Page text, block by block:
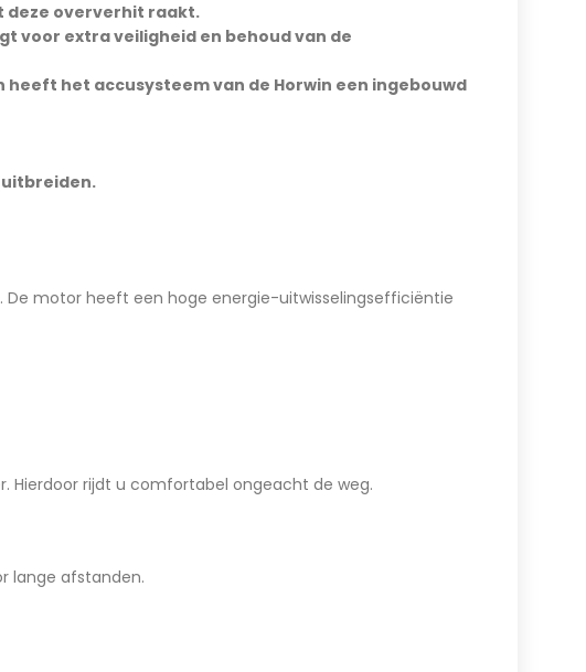
deze oververhit raakt.
voor extra veiligheid en behoud van de
het accusysteem van de Horwin een ingebouwd
uitbreiden.
De motor heeft een hoge energie-uitwisselingsefficiëntie
Hierdoor rijdt u comfortabel ongeacht de weg.
lange afstanden.